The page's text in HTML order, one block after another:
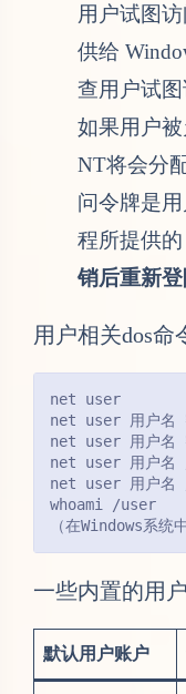
用户试图
供给
查用户试图
如果用户
NT将会分
问令牌是
程所提供的
销后重新登
用户相关dos命
net user
net user 用户
net user 用户名
net user 用户
net user 用户名
whoami /user
（在Windows系
一些内置的用
默认用户账户